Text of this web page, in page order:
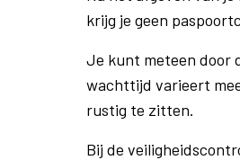
krijg je geen
Je kunt meteen door
wachttijd varieert
rustig te zitten.
Bij de